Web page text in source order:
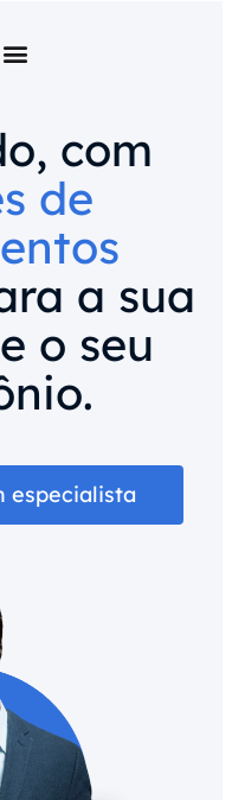
com
de
a sua
o seu
especialista